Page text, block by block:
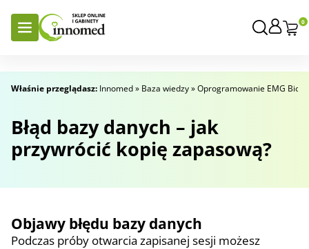
0
Właśnie przeglądasz: Innomed» Baza wiedzy»Oprogramowanie EMG
Błąd bazy danych – jak
przywrócić kopię zapasową?
Objawy błędu bazy danych
Podczas próby otwarcia zapisanej sesji możesz